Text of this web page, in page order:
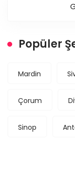
Popüler
Mardin
Çorum
Sinop